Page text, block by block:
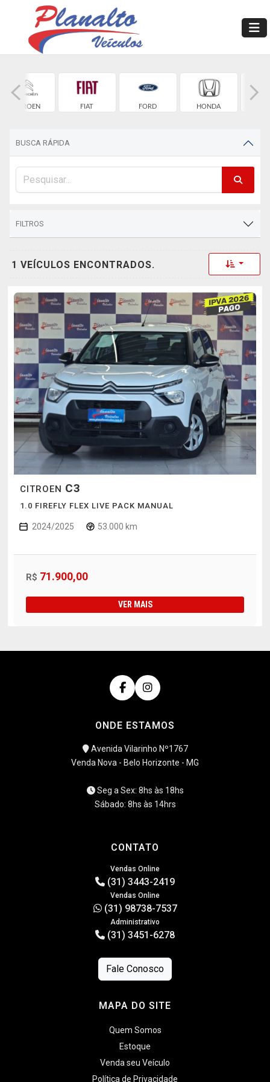
CITROEN FIAT FORD HONDA
BUSCA RÁPIDA
FILTROS
1 VEÍCULOS ENCONTRADOS. Toggle
CITROEN C3
1.0 FIREFLY FLEX LIVE PACK MANUAL
2024/2025 53.000 km
R$ 71.900,00
VER MAIS
ONDE ESTAMOS
Avenida Vilarinho Nº1767
Venda Nova - Belo Horizonte - MG
Seg a Sex: 8hs às 18hs
Sábado: 8hs às 14hrs
CONTATO
Vendas Online
(31) 3443-2419
Vendas Online
(31) 98738-7537
Administrativo
(31) 3451-6278
Fale Conosco
MAPA DO SITE
Quem Somos
Estoque
Venda seu Veículo
Política de Privacidade